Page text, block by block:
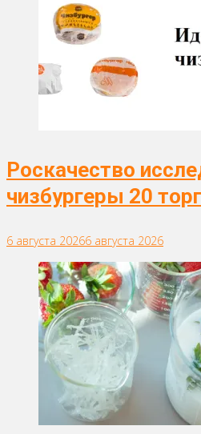
Роскачество
чизбургеры 20
6 августа 20266 августа 2026